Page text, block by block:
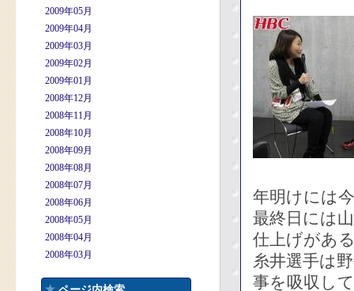
2009年05月
2009年04月
2009年03月
2009年02月
2009年01月
2008年12月
2008年11月
2008年10月
2008年09月
2008年08月
2008年07月
2008年06月
2008年05月
2008年04月
2008年03月
年明けには
最終日には
仕上げがあ
糸井選手は
事を吸収し